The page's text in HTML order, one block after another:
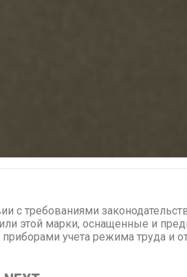
с требованиями
этой марки, оснащенные и
учета режима труда и